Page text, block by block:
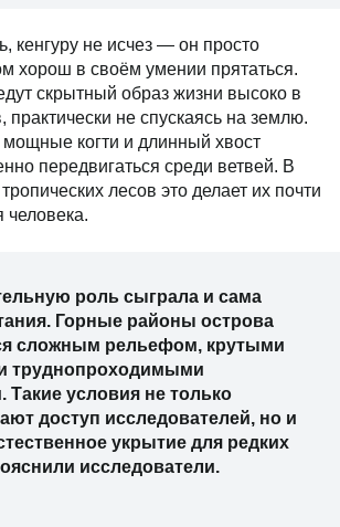
кенгуру не исчез — он просто
хорош в своём умении прятаться.
скрытный образ жизни высоко в
практически не спускаясь на землю.
когти и длинный хвост
передвигаться среди ветвей. В
лесов это делает их почти
роль сыграла и сама
Горные районы острова
сложным рельефом, крутыми
труднопроходимыми
Такие условия не только
доступ исследователей, но и
укрытие для редких
исследователи.